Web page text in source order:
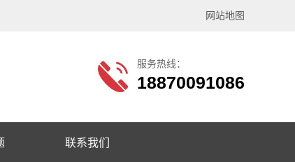
网站地图
服务热线：
18870091086
联系我们